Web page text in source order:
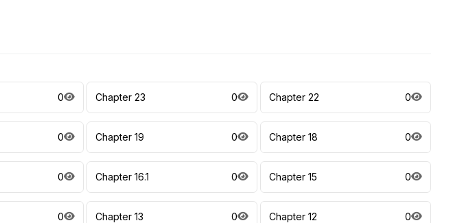
0 Chapter 23 0 Chapter 22 0
0 Chapter 19 0 Chapter 18 0
0 Chapter 16.1 0 Chapter 15 0
0 Chapter 13 0 Chapter 12 0